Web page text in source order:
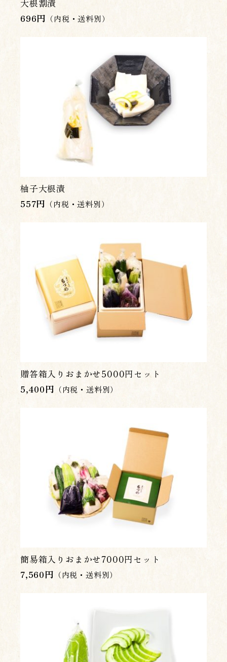
大根割漬
696円 （内税・送料別）
柚子大根漬
557円 （内税・送料別）
贈答箱入りおまかせ5000円セット
5,400円 （内税・送料別）
簡易箱入りおまかせ7000円セット
7,560円 （内税・送料別）